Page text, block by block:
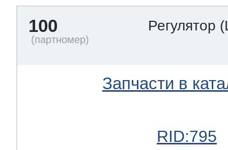
100 Регулятор
Запчасти в
RID:795